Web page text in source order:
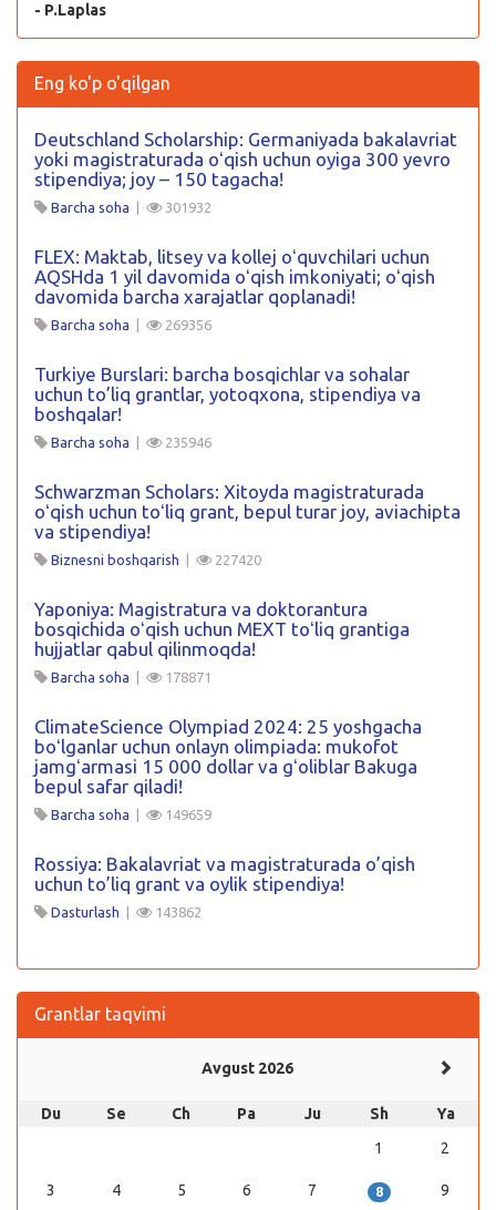
- P.Laplas
Eng ko'p o'qilgan
Deutschland Scholarship: Germaniyada bakalavriat
yoki magistraturada oʻqish uchun oyiga 300 yevro
stipendiya; joy – 150 tagacha!
Barcha soha 301932
FLEX: Maktab, litsey va kollej oʻquvchilari uchun
AQSHda 1 yil davomida oʻqish imkoniyati; oʻqish
davomida barcha xarajatlar qoplanadi!
Barcha soha 269356
Turkiye Burslari: barcha bosqichlar va sohalar
uchun to’liq grantlar, yotoqxona, stipendiya va
boshqalar!
Barcha soha 235946
Schwarzman Scholars: Xitoyda magistraturada
oʻqish uchun toʻliq grant, bepul turar joy, aviachipta
va stipendiya!
Biznesni boshqarish 227420
Yaponiya: Magistratura va doktorantura
bosqichida oʻqish uchun MEXT toʻliq grantiga
hujjatlar qabul qilinmoqda!
Barcha soha 178871
ClimateScience Olympiad 2024: 25 yoshgacha
boʻlganlar uchun onlayn olimpiada: mukofot
jamgʻarmasi 15 000 dollar va gʻoliblar Bakuga
bepul safar qiladi!
Barcha soha 149659
Rossiya: Bakalavriat va magistraturada o’qish
uchun to’liq grant va oylik stipendiya!
Dasturlash 143862
Grantlar taqvimi
Avgust 2026
Du Se Ch Pa Ju Sh
Ya
1
2
3 4 5 6 7 8 9